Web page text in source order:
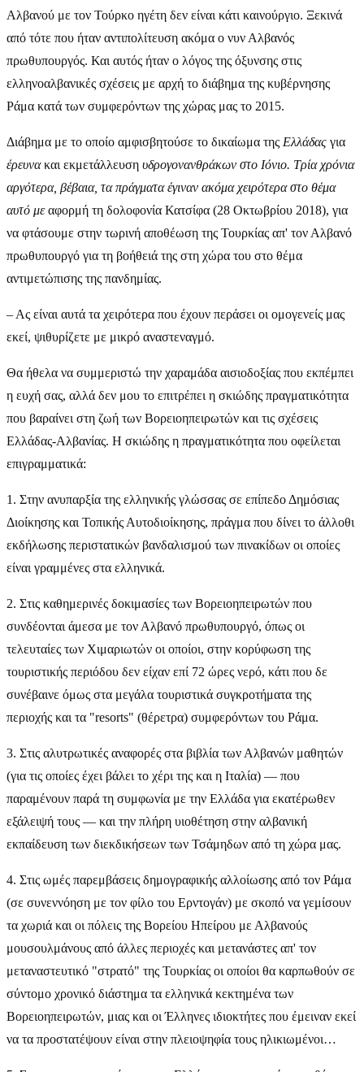
Αλβανού με τον Τούρκο ηγέτη δεν είναι κάτι καινούργιο. Ξεκινά
από τότε που ήταν αντιπολίτευση ακόμα ο νυν Αλβανός
πρωθυπουργός. Και αυτός ήταν ο λόγος της όξυνσης στις
ελληνοαλβανικές σχέσεις με αρχή το διάβημα της κυβέρνησης
Ράμα κατά των συμφερόντων της χώρας μας το 2015.
Διάβημα με το οποίο αμφισβητούσε το δικαίωμα της Ελλάδας για
έρευνακαι εκμετάλλευση υδρογονανθράκων στο Ιόνιο. Τρία χρόνια
αργότερα, βέβαια, τα πράγματα έγιναν ακόμα χειρότερα στο θέμα
αυτό μεαφορμή τη δολοφονία Κατσίφα (28 Οκτωβρίου 2018), για
να φτάσουμε στην τωρινή αποθέωση της Τουρκίας απ' τον Αλβανό
πρωθυπουργό για τη βοήθειά της στη χώρα του στο θέμα
αντιμετώπισης της πανδημίας.
– Ας είναι αυτά τα χειρότερα που έχουν περάσει οι ομογενείς μας
εκεί, ψιθυρίζετε με μικρό αναστεναγμό.
Θα ήθελα να συμμεριστώ την χαραμάδα αισιοδοξίας που εκπέμπει
η ευχή σας, αλλά δεν μου το επιτρέπει η σκιώδης πραγματικότητα
που βαραίνει στη ζωή των Βορειοηπειρωτών και τις σχέσεις
Ελλάδας-Αλβανίας. Η σκιώδης η πραγματικότητα που οφείλεται
επιγραμματικά:
1. Στην ανυπαρξία της ελληνικής γλώσσας σε επίπεδο Δημόσιας
Διοίκησης και Τοπικής Αυτοδιοίκησης, πράγμα που δίνει το άλλοθι
εκδήλωσης περιστατικών βανδαλισμού των πινακίδων οι οποίες
είναι γραμμένες στα ελληνικά.
2. Στις καθημερινές δοκιμασίες των Βορειοηπειρωτών που
συνδέονται άμεσα με τον Αλβανό πρωθυπουργό, όπως οι
τελευταίες των Χιμαριωτών οι οποίοι, στην κορύφωση της
τουριστικής περιόδου δεν είχαν επί 72 ώρες νερό, κάτι που δε
συνέβαινε όμως στα μεγάλα τουριστικά συγκροτήματα της
περιοχής και τα "resorts" (θέρετρα) συμφερόντων του Ράμα.
3. Στις αλυτρωτικές αναφορές στα βιβλία των Αλβανών μαθητών
(για τις οποίες έχει βάλει το χέρι της και η Ιταλία) — που
παραμένουν παρά τη συμφωνία με την Ελλάδα για εκατέρωθεν
εξάλειψή τους — και την πλήρη υιοθέτηση στην αλβανική
εκπαίδευση των διεκδικήσεων των Τσάμηδων από τη χώρα μας.
4. Στις ωμές παρεμβάσεις δημογραφικής αλλοίωσης από τον Ράμα
(σε συνεννόηση με τον φίλο του Ερντογάν) με σκοπό να γεμίσουν
τα χωριά και οι πόλεις της Βορείου Ηπείρου με Αλβανούς
μουσουλμάνους από άλλες περιοχές και μετανάστες απ' τον
μεταναστευτικό "στρατό" της Τουρκίας οι οποίοι θα καρπωθούν σε
σύντομο χρονικό διάστημα τα ελληνικά κεκτημένα των
Βορειοηπειρωτών, μιας και οι Έλληνες ιδιοκτήτες που έμειναν εκεί
να τα προστατέψουν είναι στην πλειοψηφία τους ηλικιωμένοι…